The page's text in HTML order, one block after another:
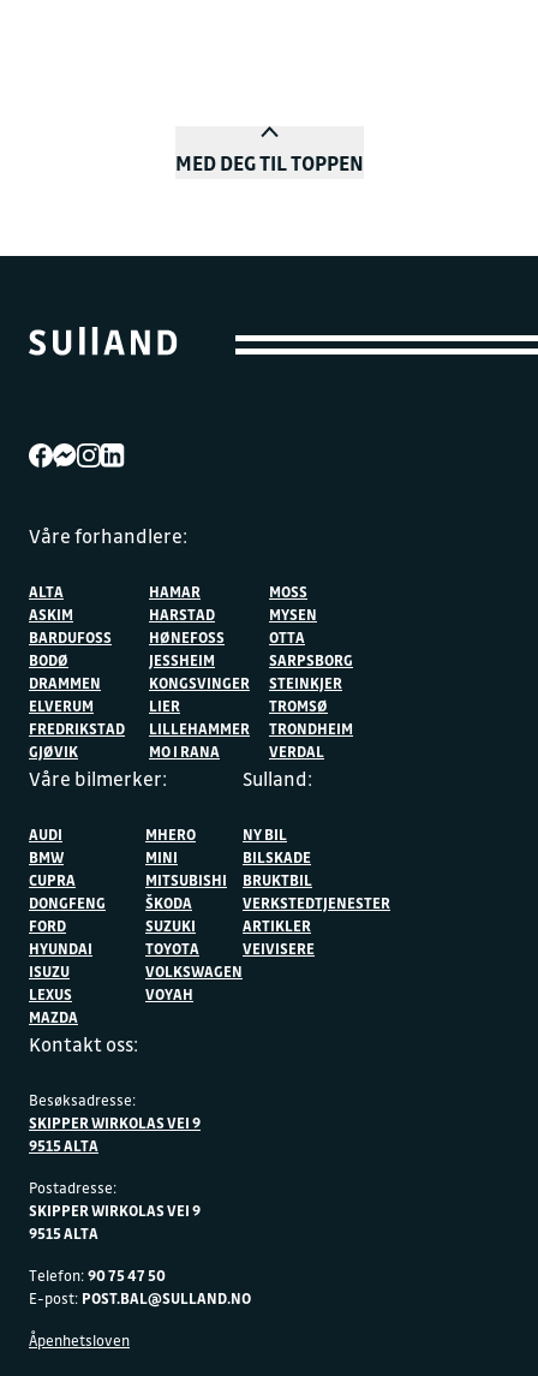
MED DEG TIL TOPPEN
Våre forhandlere:
ALTA
ASKIM
BARDUFOSS
BODØ
DRAMMEN
ELVERUM
FREDRIKSTAD
GJØVIK
HAMAR
HARSTAD
HØNEFOSS
JESSHEIM
KONGSVINGER
LIER
LILLEHAMMER
MO I RANA
MOSS
MYSEN
OTTA
SARPSBORG
STEINKJER
TROMSØ
TRONDHEIM
VERDAL
Våre bilmerker:
AUDI
BMW
CUPRA
DONGFENG
FORD
HYUNDAI
ISUZU
LEXUS
MAZDA
MHERO
MINI
MITSUBISHI
ŠKODA
SUZUKI
TOYOTA
VOLKSWAGEN
VOYAH
Sulland:
NY BIL
BILSKADE
BRUKTBIL
VERKSTEDTJENESTER
ARTIKLER
VEIVISERE
Kontakt oss:
Besøksadresse:
SKIPPER WIRKOLAS VEI 9
9515 ALTA
Postadresse:
SKIPPER WIRKOLAS VEI 9
9515 ALTA
Telefon:90 75 47 50
E-post: POST.BAL@SULLAND.NO
Åpenhetsloven